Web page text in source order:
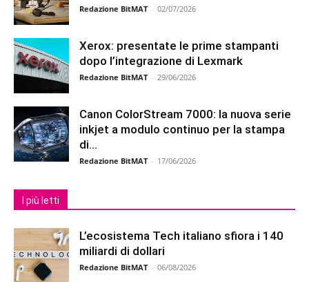
Redazione BitMAT - 02/07/2026
Xerox: presentate le prime stampanti
dopo l’integrazione di Lexmark
Redazione BitMAT - 29/06/2026
Canon ColorStream 7000: la nuova serie
inkjet a modulo continuo per la stampa
di...
Redazione BitMAT - 17/06/2026
I più letti
L’ecosistema Tech italiano sfiora i 140
miliardi di dollari
Redazione BitMAT - 06/08/2026